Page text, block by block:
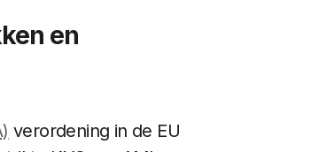
en
verordening in de EU